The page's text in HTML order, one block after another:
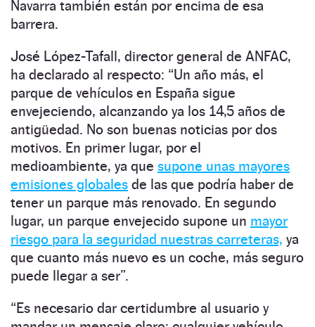
Navarra también están por encima de esa
barrera.
José López-Tafall, director general de ANFAC,
ha declarado al respecto: “Un año más, el
parque de vehículos en España sigue
envejeciendo, alcanzando ya los 14,5 años de
antigüedad. No son buenas noticias por dos
motivos. En primer lugar, por el
medioambiente, ya que supone unas mayores
emisiones globales de las que podría haber de
tener un parque más renovado. En segundo
lugar, un parque envejecido supone un mayor
riesgo para la seguridad nuestras carreteras, ya
que cuanto más nuevo es un coche, más seguro
puede llegar a ser”.
“Es necesario dar certidumbre al usuario y